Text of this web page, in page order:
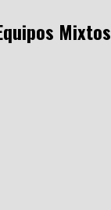
Mixtos